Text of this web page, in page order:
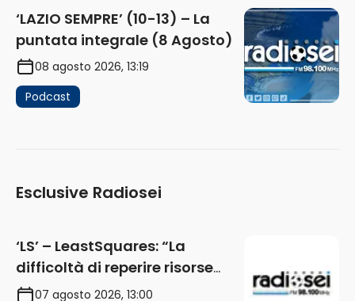
‘LAZIO SEMPRE’ (10-13) – La
puntata integrale (8 Agosto)
08 agosto 2026, 13:19
Podcast
Esclusive Radiosei
‘LS’ – LeastSquares: “La
difficoltà di reperire risorse
impatta sul mercato. Senza
07 agosto 2026, 13:00